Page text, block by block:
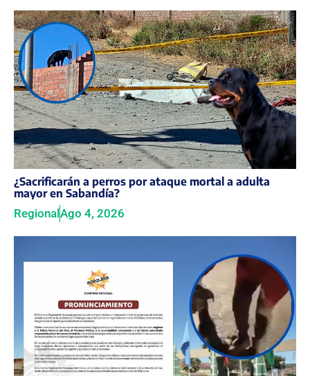
¿Sacrificarán a perros por ataque mortal a adulta
mayor en Sabandía?
Regional Ago 4, 2026